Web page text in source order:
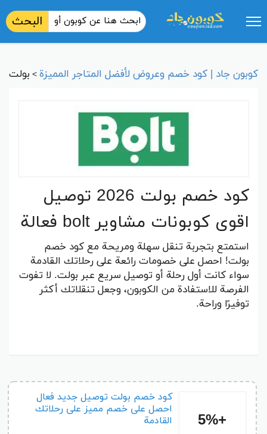
البحث
كوبون جاد | كود خصم وعروض لأفضل المتاجر المميزة > بولت
كود خصم بولت 2026 توصيل
اقوى كوبونات مشاوير bolt فعالة
استمتع بتجربة تنقل سهلة ومريحة مع كود خصم
بولت! احصل على خصومات رائعة على رحلاتك القادمة
سواء كانت أول رحلة أو توصيل سريع عبر بولت. لا تفوت
الفرصة للاستفادة من الكوبون، وجعل تنقلاتك أكثر
توفيرًا وراحة.
+5%
كود خصم بولت توصيل جديد فعال
احصل على خصم مميز على رحلاتك
القادمة